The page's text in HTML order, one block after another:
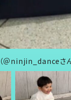
＠ninjin_danceさん